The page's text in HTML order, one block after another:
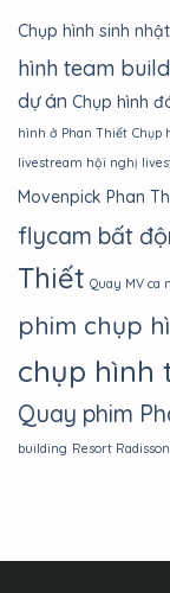
Chụp hình sinh nhật
hình team
dự án Chụp hình
hình ở Phan Thiết Chụp
livestream hội nghị
Movenpick Phan
flycam bất
Thiết Quay MV ca
phim chụp
chụp hình
Quay phim
building Resort Radisson